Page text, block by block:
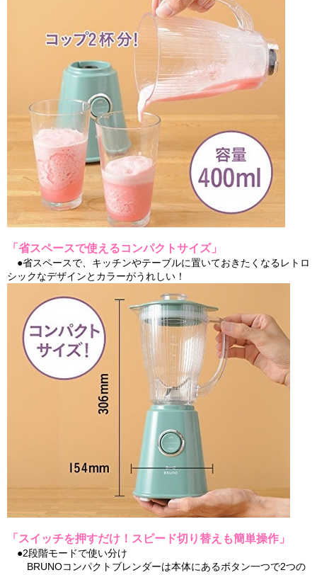
「省スペースで使えるコンパクトサイズ」
●省スペースで、キッチンやテーブルに置いておきたくなるレトロ
シックなデザインとカラーがうれしい！
「スイッチを押すだけ！スピード切り替えも簡単操作」
●2段階モードで使い分け
BRUNOコンパクトブレンダーは本体にあるボタン一つで2つの